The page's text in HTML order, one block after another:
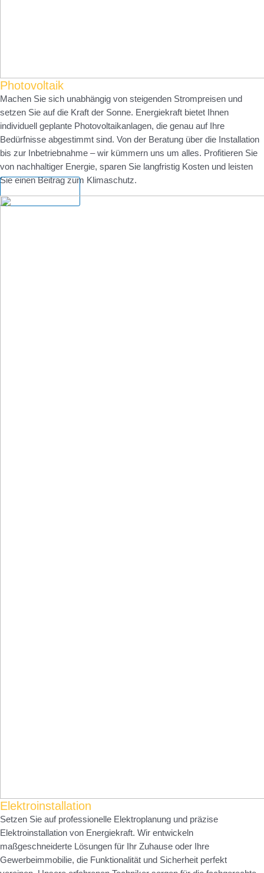
Photovoltaik
Machen Sie sich unabhängig von steigenden Strompreisen und
setzen Sie auf die Kraft der Sonne. Energiekraft bietet Ihnen
individuell geplante Photovoltaikanlagen, die genau auf Ihre
Bedürfnisse abgestimmt sind. Von der Beratung über die Installation
bis zur Inbetriebnahme – wir kümmern uns um alles. Profitieren Sie
von nachhaltiger Energie, sparen Sie langfristig Kosten und leisten
Sie einen Beitrag zum Klimaschutz.
Elektroinstallation
Setzen Sie auf professionelle Elektroplanung und präzise
Elektroinstallation von Energiekraft. Wir entwickeln
maßgeschneiderte Lösungen für Ihr Zuhause oder Ihre
Gewerbeimmobilie, die Funktionalität und Sicherheit perfekt